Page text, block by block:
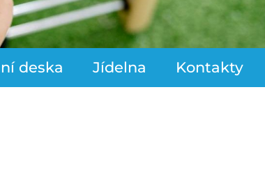
deska Jídelna Kontakty